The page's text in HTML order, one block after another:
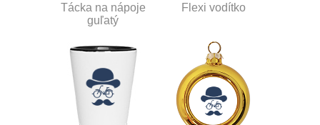
Tácka na nápoje
guľatý
Flexi vodítko